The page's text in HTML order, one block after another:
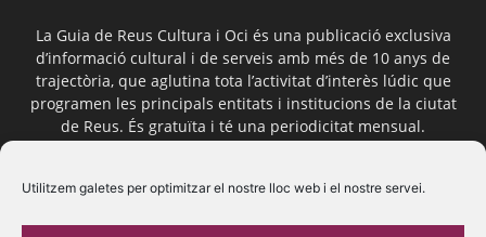
Utilitzem galetes per optimitzar el nostre lloc web i el nostre servei.
La Guia de Reus Cultura i Oci és una publicació exclusiva
d’informació cultural i de serveis amb més de 10 anys de
trajectòria, que aglutina tota l’activitat d’interès lúdic que
programen les principals entitats i institucions de la ciutat
de Reus. És gratuïta i té una periodicitat mensual.